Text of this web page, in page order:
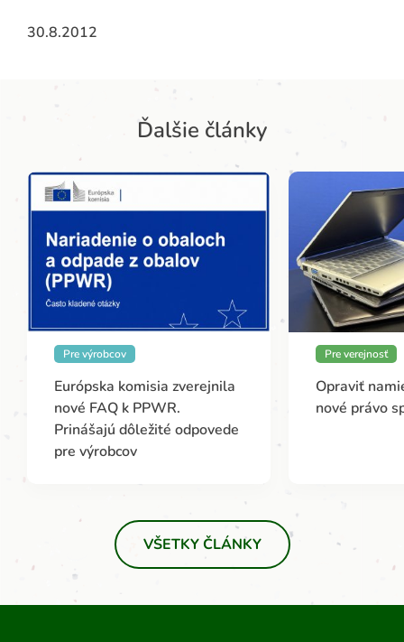
30.8.2012
Ďalšie články
Pre výrobcov
Európska komisia zverejnila
nové FAQ k PPWR.
Prinášajú dôležité odpovede
pre výrobcov
Pre verejnosť
Opraviť
nové právo
VŠETKY ČLÁNKY